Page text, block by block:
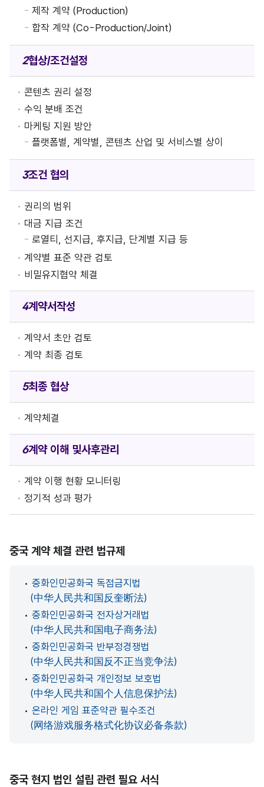
제작 계약 (Production)
합작 계약 (Co-Production/Joint)
협상/조건설정
콘텐츠 권리 설정
수익 분배 조건
마케팅 지원 방안
플랫폼별, 계약별, 콘텐츠 산업 및 서비스별 상이
조건 협의
권리의 범위
대금 지급 조건
로열티, 선지급, 후지급, 단계별 지급 등
계약별 표준 약관 검토
비밀유지협약 체결
계약서작성
계약서 초안 검토
계약 최종 검토
최종 협상
계약체결
계약 이해 및사후관리
계약 이행 현황 모니터링
정기적 성과 평가
중국 계약 체결 관련 법규제
• 중화인민공화국 독점금지법
(中华人民共和国反奎断法)
• 중화인민공화국 전자상거래법
(中华人民共和国电子商务法)
• 중화인민공화국 반부정경쟁법
(中华人民共和国反不正当竞争法)
• 중화인민공화국 개인정보 보호법
(中华人民共和国个人信息保护法)
• 온라인 게임 표준약관 필수조건
(网络游戏服务格式化协议必备条款)
중국 현지 법인 설립 관련 필요 서식